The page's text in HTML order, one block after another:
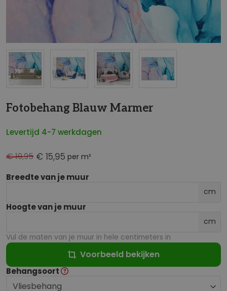
Fotobehang Blauw Marmer
Levertijd 4-7 werkdagen
€ 15,95 per m²
€ 19,95
Breedte van je muur
cm
Hoogte van je muur
cm
Vul de maten van je muur in hele centimeters in
Voorbeeld bekijken
Behangsoort